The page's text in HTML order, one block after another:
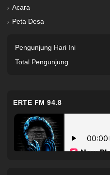
Acara
Peta Desa
Pengunjung Hari Ini
Total Pengunjung
ERTE FM 94.8